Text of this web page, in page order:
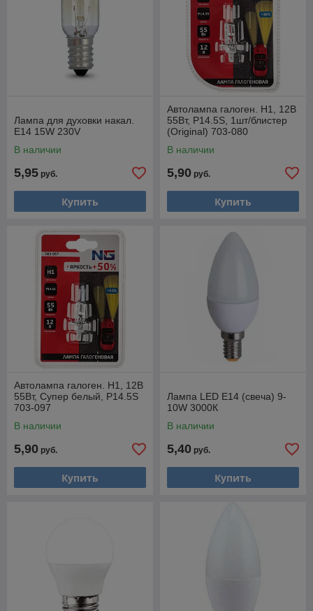
Лампа для духовки накал.
E14 15W 230V
В наличии
5,95 руб.
Купить
Автолампа галоген. H1, 12В
55Вт, P14.5S, 1шт/блистер
(Original) 703-080
В наличии
5,90 руб.
Купить
Автолампа галоген. H1, 12В
55Вт, Супер белый, P14.5S
703-097
В наличии
5,90 руб.
Купить
Лампа LED E14 (свеча) 9-
10W 3000К
В наличии
5,40 руб.
Купить